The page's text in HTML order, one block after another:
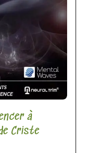
à
Criste